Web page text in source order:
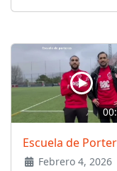
Escuela de
Febrero 4, 2026